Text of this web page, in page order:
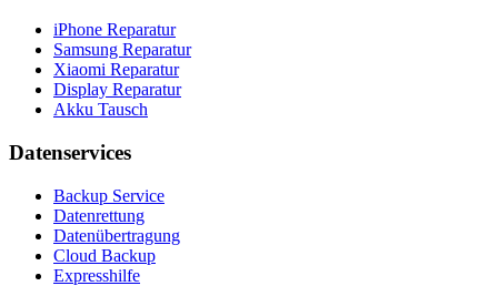
iPhone Reparatur
Samsung Reparatur
Xiaomi Reparatur
Display Reparatur
Akku Tausch
Datenservices
Backup Service
Datenrettung
Datenübertragung
Cloud Backup
Expresshilfe